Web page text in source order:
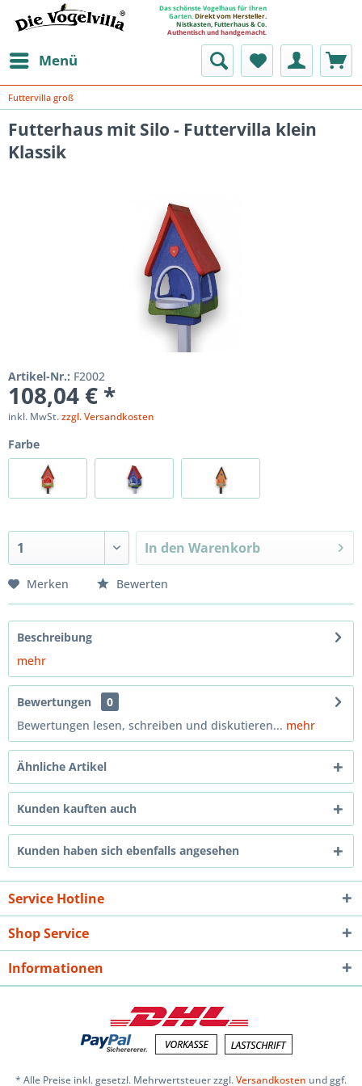
Das schönste Vogelhaus für Ihren
Garten. Direkt vom Hersteller.
Nistkasten, Futterhaus & Co.
Authentisch und handgemacht.
Menü
Futtervilla groß
Futterhaus mit Silo - Futtervilla klein
Klassik
Artikel-Nr.: F2002
108,04 € *
inkl. MwSt.zzgl. Versandkosten
Farbe
In den Warenkorb
Merken Bewerten
Beschreibung
mehr
Bewertungen
0
Bewertungen lesen, schreiben und diskutieren... mehr
Ähnliche Artikel
Kunden kauften auch
Kunden haben sich ebenfalls angesehen
Service Hotline
Shop Service
Informationen
* Alle Preise inkl. gesetzl. Mehrwertsteuer zzgl.Versandkosten und ggf.